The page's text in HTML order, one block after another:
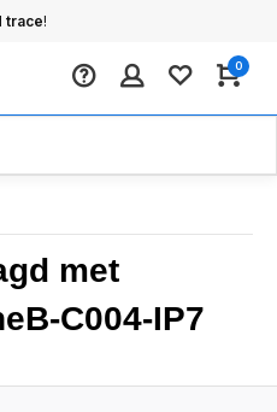
trace!
0
met
C004-IP7